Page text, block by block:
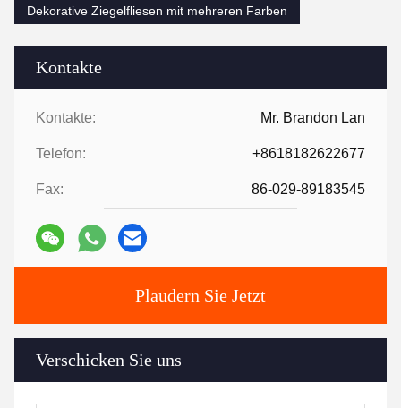
Kontakte
Kontakte: Mr. Brandon Lan
Telefon: +8618182622677
Fax: 86-029-89183545
Plaudern Sie Jetzt
Verschicken Sie uns
Dekorative Ziegelfliesen mit mehreren Farben